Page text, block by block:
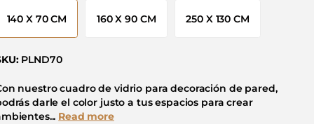
140 X 70 CM 160 X 90 CM 250 X 130 CM
PLND70
nuestro cuadro de vidrio para decoración de pared,
darle el color justo a tus espacios para crear
Read more